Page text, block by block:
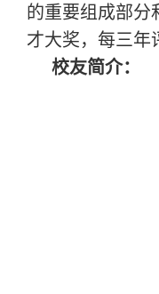
的重要组成部分
才大奖，每三年
校友简介：